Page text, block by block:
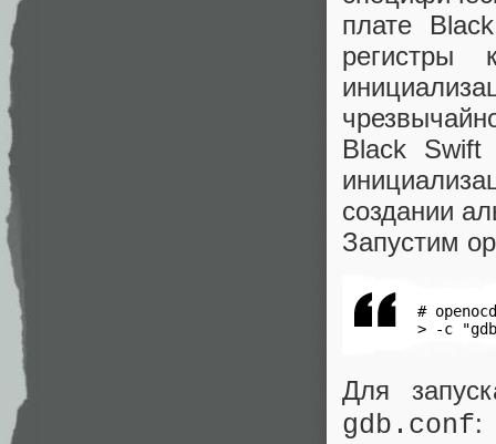
плате
регистры
Black
создании
Запустим
#
> -c
Для
gdb.conf: